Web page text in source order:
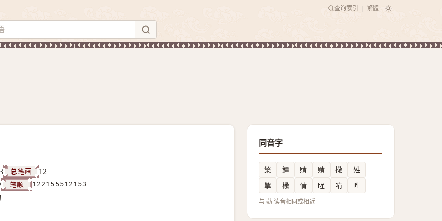
查询索引 繁體
3 总笔画
12
笔顺
122155512153
同音字
檠 䲔 䝼 䞍 擏
夝
擎
㯳 情 暒 啨 甠
与 葝 读音相同或相近